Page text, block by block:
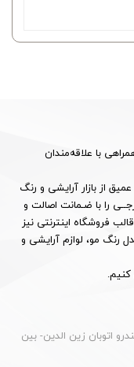
با علاقه‌مندان
۲۰ ساله و شناخت عمیق از بازار آرایشی و رنگ
را با ضـمانت اصالت و
فروشگاه اینترنتی نیز
رنگ مو، لوازم آرایشی و
کنیم.
اتوبان زین الدین- بین